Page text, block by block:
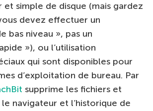
simple de disque (mais gardez
devez effectuer un
bas niveau », pas un
»), ou l’utilisation
qui sont disponibles pour
d’exploitation de bureau. Par
supprime les fichiers et
navigateur et l’historique de